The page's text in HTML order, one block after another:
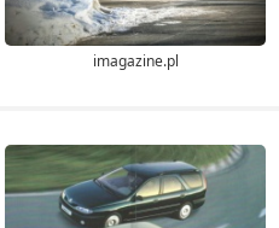
imagazine.pl